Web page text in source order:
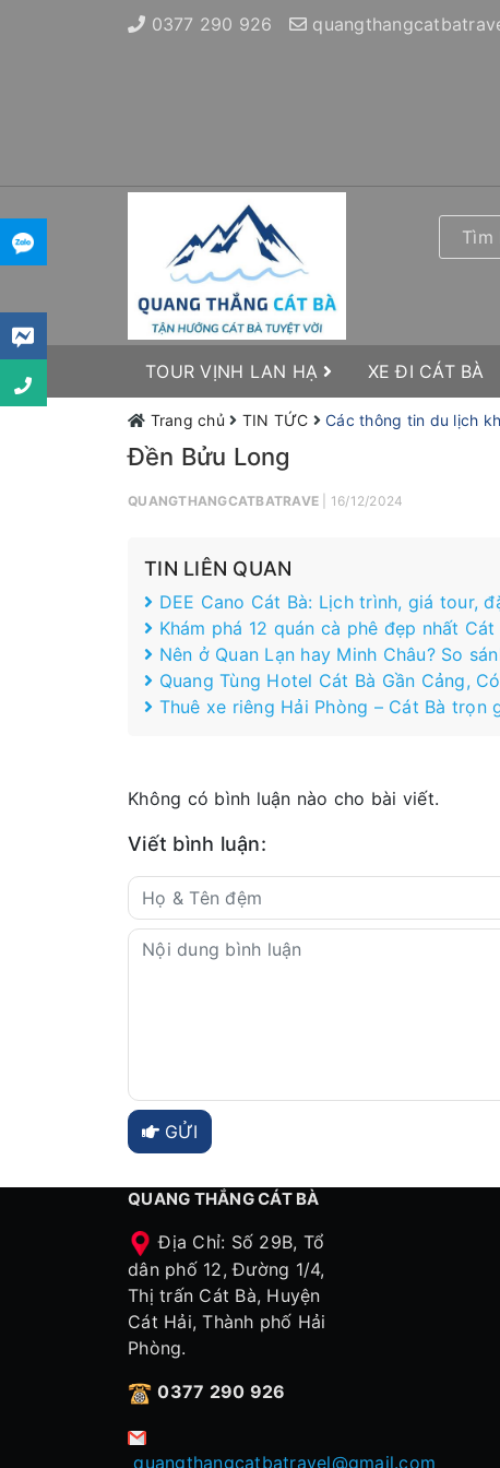
0377 290 926
TOUR VỊNH LAN HẠ XE ĐI CÁT BÀ
Trang chủ TIN TỨC Các thông tin du lịch
Đền Bửu Long
QUANGTHANGCATBATRAVE | 16/12/2024
TIN LIÊN QUAN
DEE Cano Cát Bà: Lịch trình, giá tour,
Khám phá 12 quán cà phê đẹp nhất
Nên ở Quan Lạn hay Minh Châu? So
Quang Tùng Hotel Cát Bà Gần Cảng,
Thuê xe riêng Hải Phòng – Cát Bà trọn
Không có bình luận nào cho bài viết.
Viết bình luận:
GỬI
QUANG THẮNG CÁT BÀ
Địa Chỉ: Số 29B, Tổ
dân phố 12, Đường 1/4,
Thị trấn Cát Bà, Huyện
Cát Hải, Thành phố Hải
Phòng.
0377 290 926
quangthangcatbatravel@gmail.com